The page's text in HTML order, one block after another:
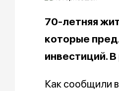
70-летняя
которые
инвестиций.
Как сообщили